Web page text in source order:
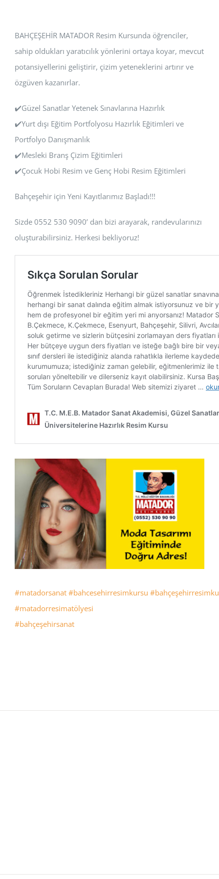
BAHÇEŞEHİR MATADOR Resim Kursunda öğrenciler,
sahip oldukları yaratıcılık yönlerini ortaya koyar, mevcut
potansiyellerini geliştirir, çizim yeteneklerini artırır ve
özgüven kazanırlar.
✔️Güzel Sanatlar Yetenek Sınavlarına Hazırlık
✔️Yurt dışı Eğitim Portfolyosu Hazırlık Eğitimleri ve
Portfolyo Danışmanlık
✔️Mesleki Branş Çizim Eğitimleri
✔️Çocuk Hobi Resim ve Genç Hobi Resim Eğitimleri
Bahçeşehir için Yeni Kayıtlarımız Başladı!!!
Sizde 0552 530 9090’ dan bizi arayarak, randevularınızı
oluşturabilirsiniz. Herkesi bekliyoruz!
#matadorsanat #bahcesehirresimkursu
#matadorresimatölyesi
#bahçeşehirsanat